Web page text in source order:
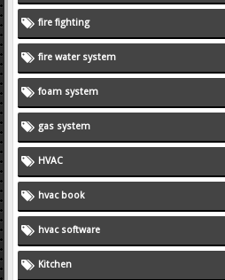
fire fighting
fire water system
foam system
gas system
HVAC
hvac book
hvac software
Kitchen